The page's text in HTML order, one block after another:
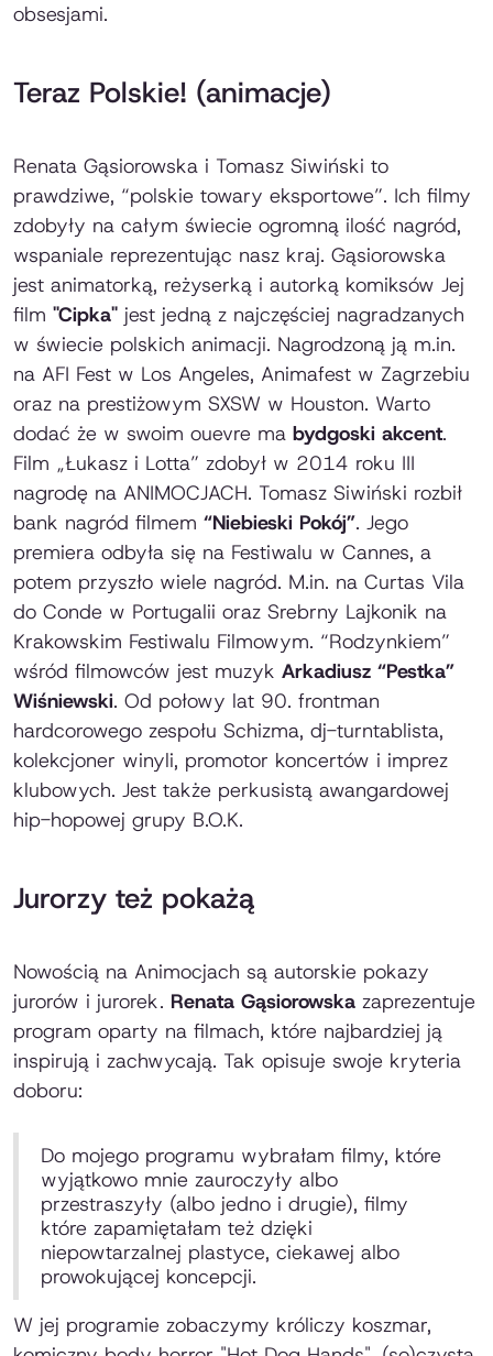
obsesjami.
Teraz Polskie! (animacje)
Renata Gąsiorowska i Tomasz Siwiński to
prawdziwe, “polskie towary eksportowe”. Ich filmy
zdobyły na całym świecie ogromną ilość nagród,
wspaniale reprezentując nasz kraj. Gąsiorowska
jest animatorką, reżyserką i autorką komiksów Jej
film "Cipka" jest jedną z najczęściej nagradzanych
w świecie polskich animacji. Nagrodzoną ją m.in.
na AFI Fest w Los Angeles, Animafest w Zagrzebiu
oraz na prestiżowym SXSW w Houston. Warto
dodać że w swoim ouevre ma bydgoski akcent.
Film „Łukasz i Lotta” zdobył w 2014 roku III
nagrodę na ANIMOCJACH. Tomasz Siwiński rozbił
bank nagród filmem “Niebieski Pokój”. Jego
premiera odbyła się na Festiwalu w Cannes, a
potem przyszło wiele nagród. M.in. na Curtas Vila
do Conde w Portugalii oraz Srebrny Lajkonik na
Krakowskim Festiwalu Filmowym. “Rodzynkiem”
wśród filmowców jest muzyk Arkadiusz “Pestka”
Wiśniewski. Od połowy lat 90. frontman
hardcorowego zespołu Schizma, dj-turntablista,
kolekcjoner winyli, promotor koncertów i imprez
klubowych. Jest także perkusistą awangardowej
hip-hopowej grupy B.O.K.
Jurorzy też pokażą
Nowością na Animocjach są autorskie pokazy
jurorów i jurorek. Renata Gąsiorowska zaprezentuje
program oparty na filmach, które najbardziej ją
inspirują i zachwycają. Tak opisuje swoje kryteria
doboru:
Do mojego programu wybrałam filmy, które
wyjątkowo mnie zauroczyły albo
przestraszyły (albo jedno i drugie), filmy
które zapamiętałam też dzięki
niepowtarzalnej plastyce, ciekawej albo
prowokującej koncepcji.
W jej programie zobaczymy króliczy koszmar,